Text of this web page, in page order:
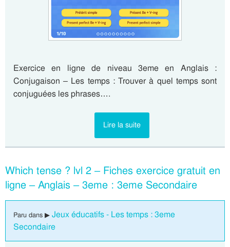
Exercice en ligne de niveau 3eme en Anglais :
Conjugaison – Les temps : Trouver à quel temps sont
conjuguées les phrases….
Lire la suite
Which tense ? lvl 2 – Fiches exercice gratuit en
ligne – Anglais – 3eme : 3eme Secondaire
Paru dans ▶ Jeux éducatifs - Les temps : 3eme
Secondaire